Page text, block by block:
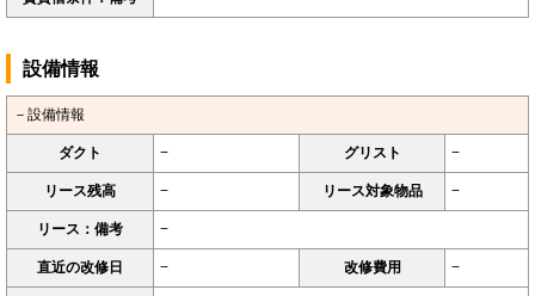
設備情報
－設備情報
ダクト − グリスト −
リース残高 − リース対象物品 −
リース：備考 −
直近の改修日 − 改修費用 −